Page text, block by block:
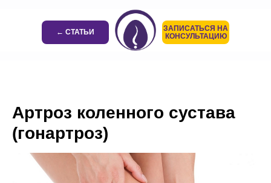
← СТАТЬИ
ЗАПИСАТЬСЯ НА
КОНСУЛЬТАЦИЮ
Артроз коленного сустава
(гонартроз)